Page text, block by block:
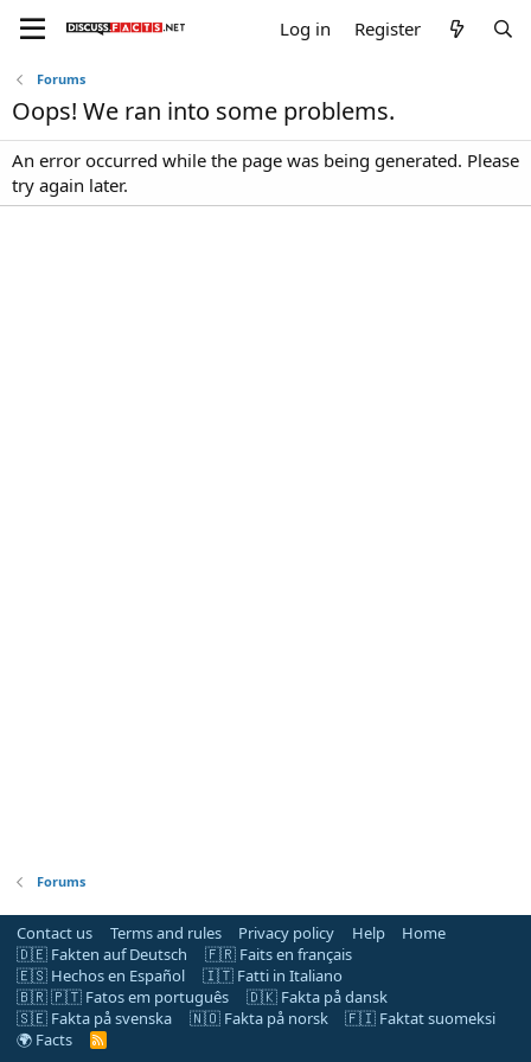
Log in Register
Forums
Oops! We ran into some problems.
An error occurred while the page was being generated. Please
try again later.
Forums
Contact us Terms and rules Privacy policy Help
Home
🇩🇪 Fakten auf Deutsch
🇫🇷 Faits en français
🇪🇸 Hechos en Español
🇮🇹 Fatti in Italiano
🇧🇷 🇵🇹 Fatos em português
🇩🇰 Fakta på dansk
🇸🇪 Fakta på svenska
🇳🇴 Fakta på norsk
🇫🇮 Faktat suomeksi
🌍 Facts
R